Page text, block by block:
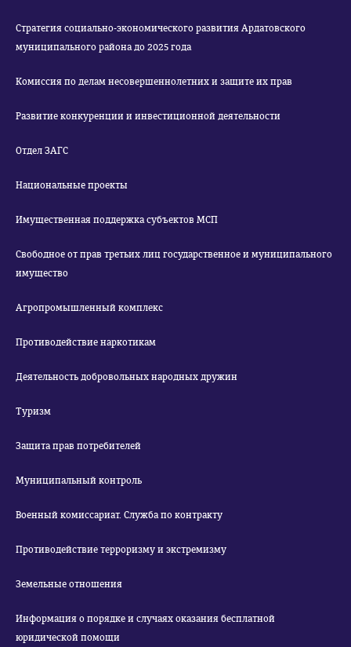
Стратегия социально-экономического развития Ардатовского
муниципального района до 2025 года
Комиссия по делам несовершеннолетних и защите их прав
Развитие конкуренции и инвестиционной деятельности
Отдел ЗАГС
Национальные проекты
Имущественная поддержка субъектов МСП
Свободное от прав третьих лиц государственное и муниципального
имущество
Агропромышленный комплекс
Противодействие наркотикам
Деятельность добровольных народных дружин
Туризм
Защита прав потребителей
Муниципальный контроль
Военный комиссариат. Служба по контракту
Противодействие терроризму и экстремизму
Земельные отношения
Информация о порядке и случаях оказания бесплатной
юридической помощи